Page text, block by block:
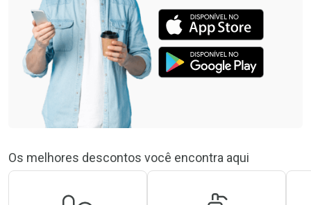
Os melhores descontos você encontra aqui